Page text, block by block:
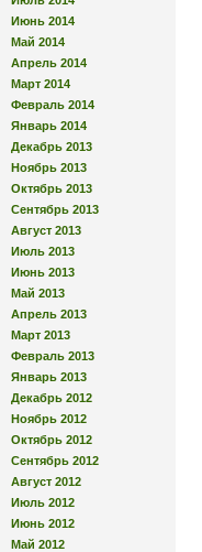
Июнь 2014
Май 2014
Апрель 2014
Март 2014
Февраль 2014
Январь 2014
Декабрь 2013
Ноябрь 2013
Октябрь 2013
Сентябрь 2013
Август 2013
Июль 2013
Июнь 2013
Май 2013
Апрель 2013
Март 2013
Февраль 2013
Январь 2013
Декабрь 2012
Ноябрь 2012
Октябрь 2012
Сентябрь 2012
Август 2012
Июль 2012
Июнь 2012
Май 2012